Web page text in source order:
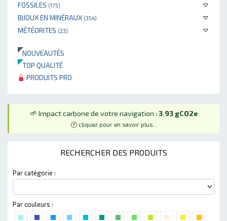
FOSSILES (175)
BIJOUX EN MINÉRAUX (354)
MÉTÉORITES (23)
NOUVEAUTÉS
TOP QUALITÉ
PRODUITS PRO
🌱 Impact carbone de votre navigation : 3.93 gCO2e
cliquez pour en savoir plus...
RECHERCHER DES PRODUITS
Par catégorie :
Par couleurs :